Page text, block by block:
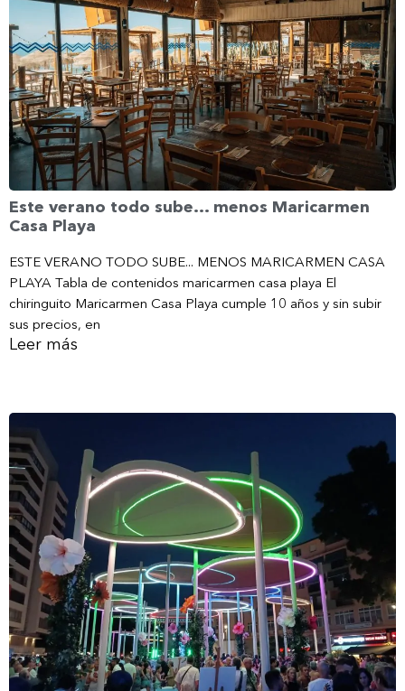
Este verano todo sube… menos Maricarmen
Casa Playa
ESTE VERANO TODO SUBE... MENOS MARICARMEN CASA
PLAYA Tabla de contenidos maricarmen casa playa El
chiringuito Maricarmen Casa Playa cumple 10 años y sin subir
sus precios, en
Leer más